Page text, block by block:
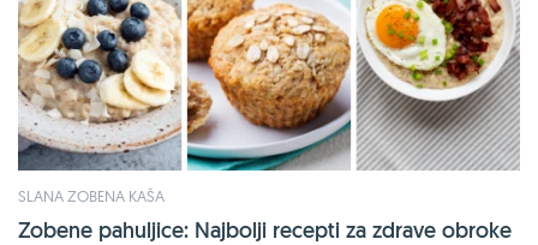
SLANA ZOBENA KAŠA
Zobene pahuljice: Najbolji recepti za zdrave obroke